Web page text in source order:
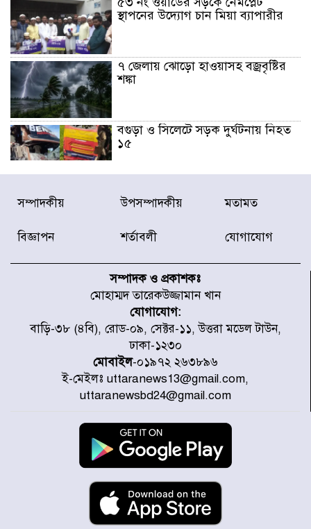
স্থাপনের উদ্যোগ চান মিয়া ব্যাপারীর
৭ জেলায় ঝোড়ো হাওয়াসহ বজ্রবৃষ্টির
শঙ্কা
বগুড়া ও সিলেটে সড়ক দুর্ঘটনায় নিহত
১৫
জুলাইয়ে দেশজুড়ে ৪৫৮টি সড়ক
দুর্ঘটনায় ৪১৬ জন নিহত হয়েছেন
ফিরিয়ে প্রশংসায় ভাসছেন খিলক্ষেত
থানার ওসি
আজ থেকে উন্মুক্ত ‘জুলাই গণঅভ্যুত্থান
স্মৃতি জাদুঘর
রাজধানীর উত্তরা আঞ্চলিক পাসপোর্ট
অফিসের সামনে দালাল চক্রের ১৩ জন
করেছে র‌্যাব-১
হরমুজ প্রণালি নিয়ে ওমানের সঙ্গে চুক্তি
চূড়ান্ত পর্যায়ে : ইরান
প্রত্যেক অপরাধীর বিচার এ দেশেই
সম্পাদকীয় উপসম্পাদকীয় মতামত
বিজ্ঞাপন শর্তাবলী যোগাযোগ
সম্পাদক ও প্রকাশকঃ
মোহাম্মদ তারেকউজ্জামান খান
যোগাযোগ:
বাড়ি-৩৮ (৪বি), রোড-০৯, সেক্টর-১১, উত্তরা মডেল টাউন,
ঢাকা-১২৩০
মোবাইল-০১৯৭২ ২৬৩৮৯৬
ই-মেইলঃ uttaranews13@gmail.com,
uttaranewsbd24@gmail.com